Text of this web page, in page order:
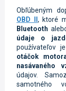
Obľúbeným
OBD II , ktoré
Bluetooth
údaje o
používateľov je
otáčok
nasávaného
údajov.
samotného